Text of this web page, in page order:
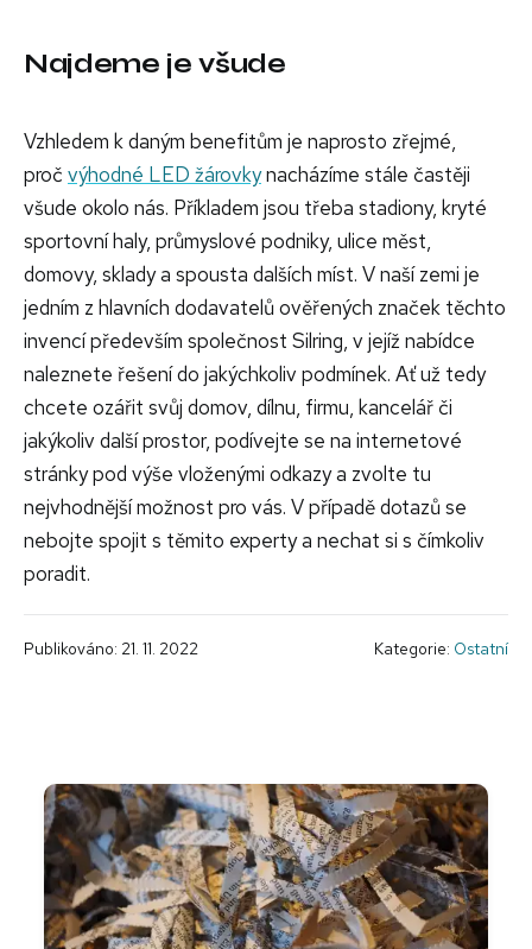
Najdeme je všude
Vzhledem k daným benefitům je naprosto zřejmé,
proč výhodné LED žárovkynacházíme stále častěji
všude okolo nás. Příkladem jsou třeba stadiony, kryté
sportovní haly, průmyslové podniky, ulice měst,
domovy, sklady a spousta dalších míst. V naší zemi je
jedním z hlavních dodavatelů ověřených značek těchto
invencí především společnost Silring, v jejíž nabídce
naleznete řešení do jakýchkoliv podmínek. Ať už tedy
chcete ozářit svůj domov, dílnu, firmu, kancelář či
jakýkoliv další prostor, podívejte se na internetové
stránky pod výše vloženými odkazy a zvolte tu
nejvhodnější možnost pro vás. V případě dotazů se
nebojte spojit s těmito experty a nechat si s čímkoliv
poradit.
Publikováno: 21. 11. 2022 Kategorie: Ostatní